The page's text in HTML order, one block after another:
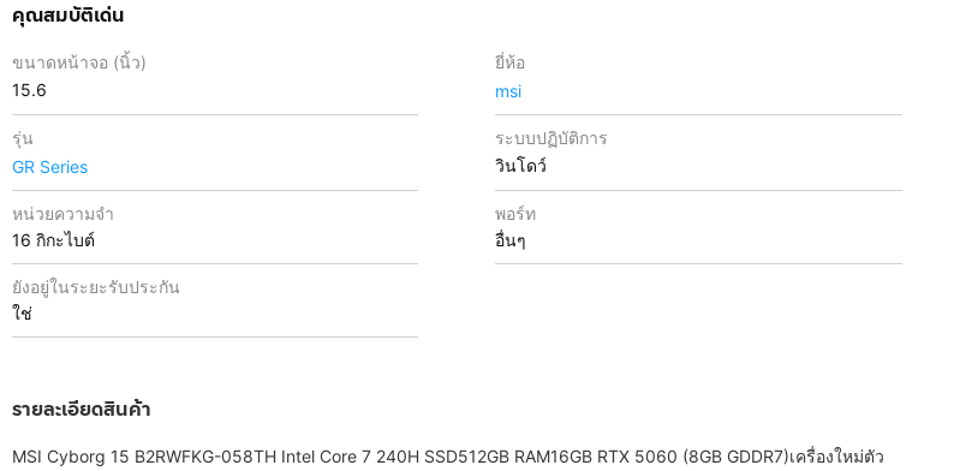
คุณสมบัติเด่น
ขนาดหน้าจอ (นิ้ว)
15.6
ยี่ห้อ
msi
รุ่น
GR Series
ระบบปฏิบัติการ
วินโดว์
หน่วยความจำ
16 กิกะไบต์
พอร์ท
อื่นๆ
ยังอยู่ในระยะรับประกัน
ใช่
รายละเอียดสินค้า
MSI Cyborg 15 B2RWFKG-058TH Intel Core 7 240H SSD512GB RAM16GB RTX 5060 (8GB GDDR7)เครื่องใหม่ตัว